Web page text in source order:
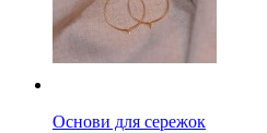
Основи для сережок